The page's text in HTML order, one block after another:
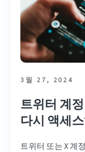
3월 27, 2024
트위터 계
다시 액세
트위터 또는 X 계